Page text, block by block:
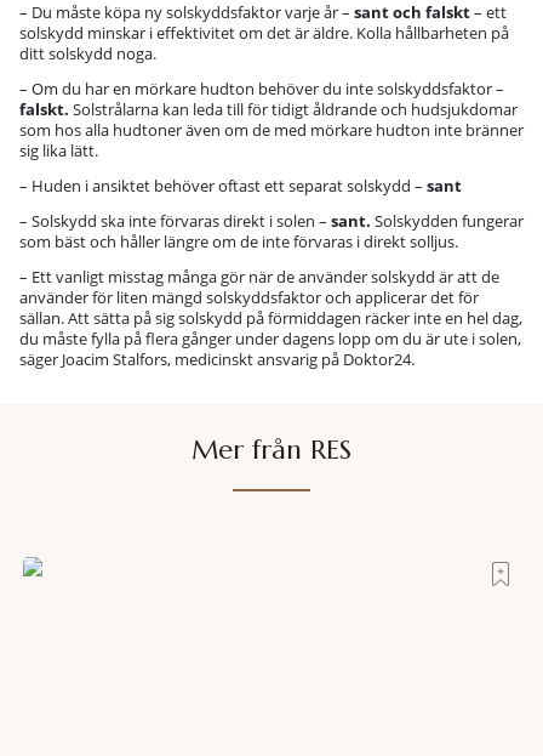
– Du måste köpa ny solskyddsfaktor varje år – sant och falskt– ett
solskydd minskar i effektivitet om det är äldre. Kolla hållbarheten på
ditt solskydd noga.
– Om du har en mörkare hudton behöver du inte solskyddsfaktor –
falskt. Solstrålarna kan leda till för tidigt åldrande och hudsjukdomar
som hos alla hudtoner även om de med mörkare hudton inte bränner
sig lika lätt.
– Huden i ansiktet behöver oftast ett separat solskydd – sant
– Solskydd ska inte förvaras direkt i solen – sant. Solskydden fungerar
som bäst och håller längre om de inte förvaras i direkt solljus.
– Ett vanligt misstag många gör när de använder solskydd är att de
använder för liten mängd solskyddsfaktor och applicerar det för
sällan. Att sätta på sig solskydd på förmiddagen räcker inte en hel dag,
du måste fylla på flera gånger under dagens lopp om du är ute i solen,
säger Joacim Stalfors, medicinskt ansvarig på Doktor24.
Mer från RES